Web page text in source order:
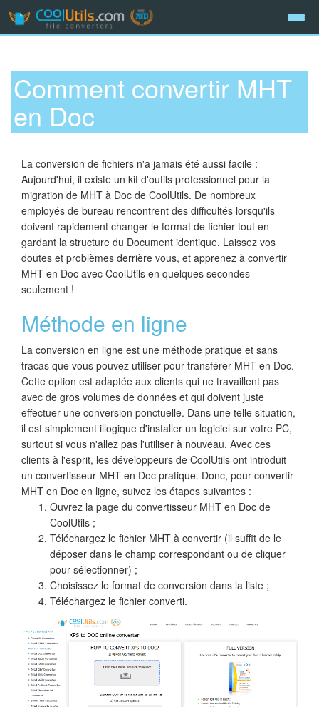
Comment convertir MHT
en Doc
La conversion de fichiers n'a jamais été aussi facile :
Aujourd'hui, il existe un kit d'outils professionnel pour la
migration de MHT à Doc de CoolUtils. De nombreux
employés de bureau rencontrent des difficultés lorsqu'ils
doivent rapidement changer le format de fichier tout en
gardant la structure du Document identique. Laissez vos
doutes et problèmes derrière vous, et apprenez à convertir
MHT en Doc avec CoolUtils en quelques secondes
seulement !
Méthode en ligne
La conversion en ligne est une méthode pratique et sans
tracas que vous pouvez utiliser pour transférer MHT en Doc.
Cette option est adaptée aux clients qui ne travaillent pas
avec de gros volumes de données et qui doivent juste
effectuer une conversion ponctuelle. Dans une telle situation,
il est simplement illogique d'installer un logiciel sur votre PC,
surtout si vous n'allez pas l'utiliser à nouveau. Avec ces
clients à l'esprit, les développeurs de CoolUtils ont introduit
un convertisseur MHT en Doc pratique. Donc, pour convertir
MHT en Doc en ligne, suivez les étapes suivantes :
Ouvrez la page du convertisseur MHT en Doc de
CoolUtils ;
Téléchargez le fichier MHT à convertir (il suffit de le
déposer dans le champ correspondant ou de cliquer
pour sélectionner) ;
Choisissez le format de conversion dans la liste ;
Téléchargez le fichier converti.